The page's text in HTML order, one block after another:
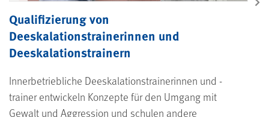
Qualifizierung von
Deeskalationstrainerinnen und
Deeskalationstrainern
Innerbetriebliche Deeskalations­trainerinnen und -
trainer entwickeln Konzepte für den Umgang mit
Gewalt und Aggression und schulen andere